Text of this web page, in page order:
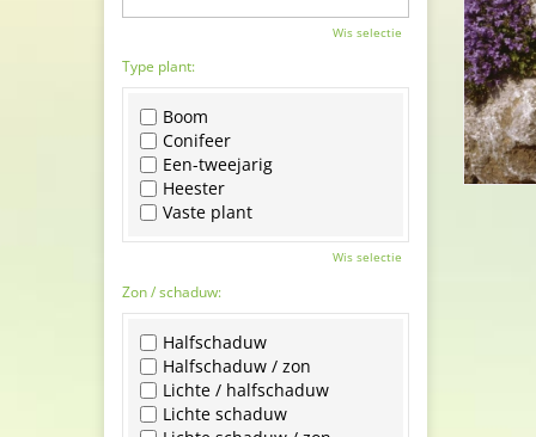
Wis selectie
Type plant:
Boom
Conifeer
Een-tweejarig
Heester
Vaste plant
Wis selectie
Zon / schaduw:
Halfschaduw
Halfschaduw / zon
Lichte / halfschaduw
Lichte schaduw